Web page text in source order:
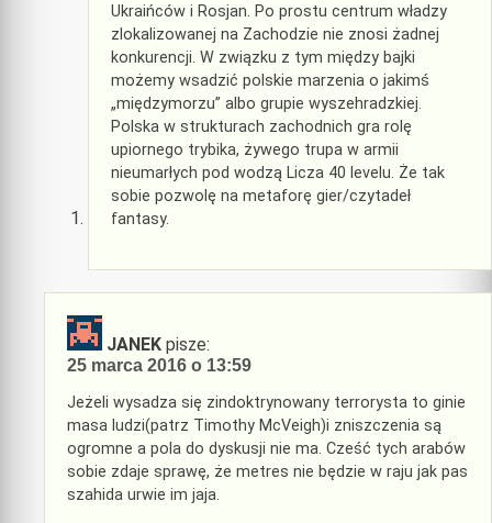
Ukraińców i Rosjan. Po prostu centrum władzy
zlokalizowanej na Zachodzie nie znosi żadnej
konkurencji. W związku z tym między bajki
możemy wsadzić polskie marzenia o jakimś
„międzymorzu” albo grupie wyszehradzkiej.
Polska w strukturach zachodnich gra rolę
upiornego trybika, żywego trupa w armii
nieumarłych pod wodzą Licza 40 levelu. Że tak
sobie pozwolę na metaforę gier/czytadeł
fantasy.
JANEK pisze:
25 marca 2016 o 13:59
Jeżeli wysadza się zindoktrynowany terrorysta to ginie
masa ludzi(patrz Timothy McVeigh)i zniszczenia są
ogromne a pola do dyskusji nie ma. Cześć tych arabów
sobie zdaje sprawę, że metres nie będzie w raju jak pas
szahida urwie im jaja.